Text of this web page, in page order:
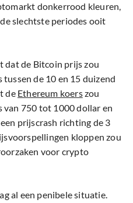
donkerrood kleuren,
slechtste periodes ooit
dat de Bitcoin prijs zou
de 10 en 15 duizend
de Ethereum koerszou
750 tot 1000 dollar en
prijscrash richting de 3
kloppen zou
voor crypto
al een penibele situatie.